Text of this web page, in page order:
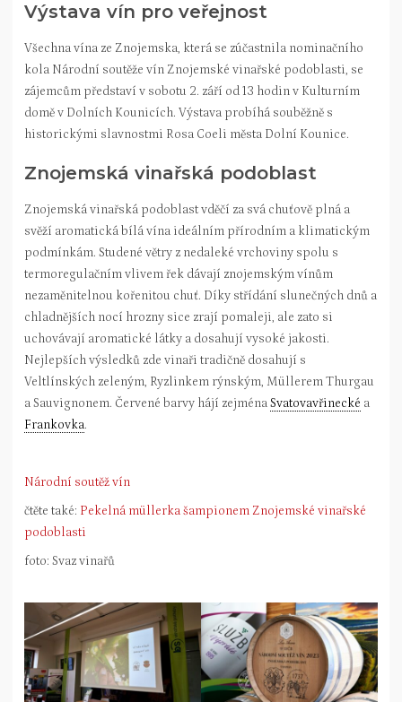
Výstava vín pro veřejnost
Všechna vína ze Znojemska, která se zúčastnila nominačního
kola Národní soutěže vín Znojemské vinařské podoblasti, se
zájemcům představí v sobotu 2. září od 13 hodin v Kulturním
domě v Dolních Kounicích. Výstava probíhá souběžně s
historickými slavnostmi Rosa Coeli města Dolní Kounice.
Znojemská vinařská podoblast
Znojemská vinařská podoblast vděčí za svá chuťově plná a
svěží aromatická bílá vína ideálním přírodním a klimatickým
podmínkám. Studené větry z nedaleké vrchoviny spolu s
termoregulačním vlivem řek dávají znojemským vínům
nezaměnitelnou kořenitou chuť. Díky střídání slunečných dnů a
chladnějších nocí hrozny sice zrají pomaleji, ale zato si
uchovávají aromatické látky a dosahují vysoké jakosti.
Nejlepších výsledků zde vinaři tradičně dosahují s
Veltlínských zeleným, Ryzlinkem rýnským, Müllerem Thurgau
a Sauvignonem. Červené barvy hájí zejménaSvatovavřinecké a
Frankovka.
Národní soutěž vín
čtěte také: Pekelná müllerka šampionem Znojemské vinařské
podoblasti
foto: Svaz vinařů